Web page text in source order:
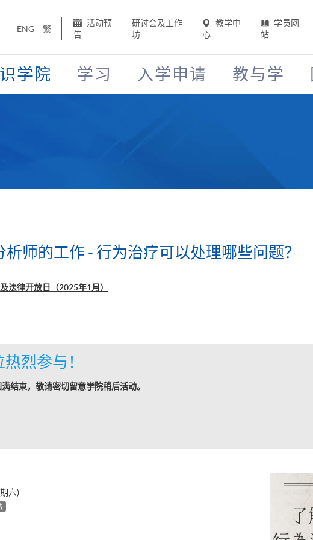
ENG 繁
活动预
告
研讨会及工作
坊
教学中
心
学员网
站
学院 学习 入学申请 教与学
析师的工作 - 行为治疗可以处理哪些问题？
法律开放日（2025年1月）
烈参与！
结束，敬请密切留意学院稍后活动。
六)